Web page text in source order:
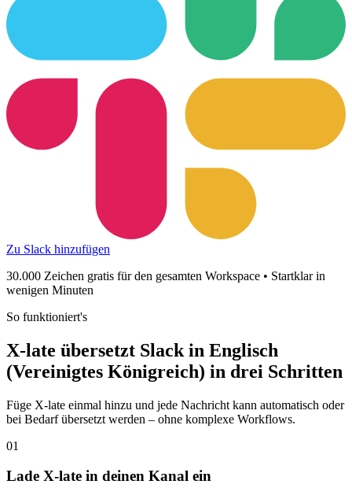
Zu Slack hinzufügen
30.000 Zeichen gratis für den gesamten Workspace • Startklar in
wenigen Minuten
So funktioniert's
X-late übersetzt Slack in Englisch
(Vereinigtes Königreich) in drei Schritten
Füge X-late einmal hinzu und jede Nachricht kann automatisch oder
bei Bedarf übersetzt werden – ohne komplexe Workflows.
01
Lade X-late in deinen Kanal ein